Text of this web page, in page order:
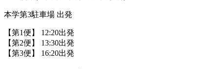
本学第3駐車場 出発
【第1便】
12:20出発
【第2便】
13:30出発
【第3便】
16:20出発